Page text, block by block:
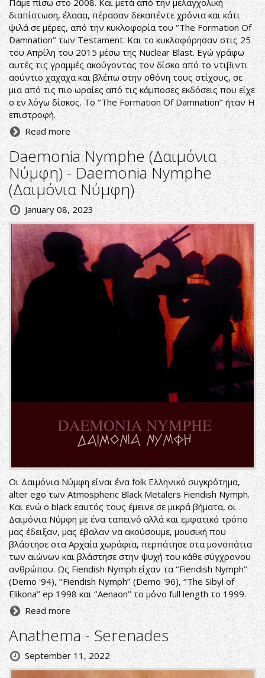
διαπίστωση, έλααα, πέρασαν δεκαπέντε χρόνια και κάτι
ψιλά σε μέρες, από την κυκλοφορία του ‘’The Formation Of
Damnation’’ των Testament. Και το κυκλοφόρησαν στις 25
του Απρίλη του 2015 μέσω της Nuclear Blast. Εγώ γράφω
αυτές τις γραμμές ακούγοντας τον δίσκο από το ντιβιντι
αούντιο χαχαχα και βλέπω στην οθόνη τους στίχους, σε
μια από τις πιο ωραίες από τις κάμποσες εκδόσεις που είχε
ο εν λόγω δίσκος. Το ‘’The Formation Of Damnation’’ ήταν Η
επιστροφή.
Read more
Daemonia Nymphe (Δαιμόνια
Νύμφη) - Daemonia Nymphe
(Δαιμόνια Νύμφη)
January 08, 2023
Οι Δαιμόνια Νύμφη είναι ένα folk Ελληνικό συγκρότημα,
alter ego των Atmospheric Black Metalers Fiendish Nymph.
Και ενώ ο black εαυτός τους έμεινε σε μικρά βήματα, οι
Δαιμόνια Νύμφη με ένα ταπεινό αλλά και εμφατικό τρόπο
μας έδειξαν, μας έβαλαν να ακούσουμε, μουσική που
βλάστησε στα Αρχαία χωράφια, περπάτησε στα μονοπάτια
των αιώνων και βλάστησε στην ψυχή του κάθε σύγχρονου
ανθρώπου. Ως Fiendish Nymph είχαν τα ‘’Fiendish Nymph’’
(Demo '94), ‘’Fiendish Nymph’’ (Demo '96), ‘’The Sibyl of
Elikona’’ ep 1998 και ‘’Aenaon’’ το μόνο full length το 1999.
Read more
Anathema - Serenades
September 11, 2022